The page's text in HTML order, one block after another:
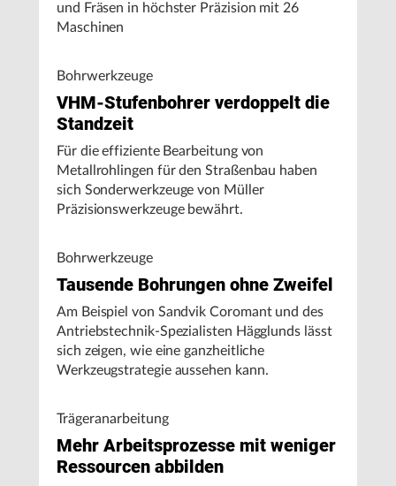
und Fräsen in höchster Präzision mit 26
Maschinen
Bohrwerkzeuge
VHM-Stufenbohrer verdoppelt die
Standzeit
Für die effiziente Bearbeitung von
Metallrohlingen für den Straßenbau haben
sich Sonderwerkzeuge von Müller
Präzisionswerkzeuge bewährt.
Bohrwerkzeuge
Tausende Bohrungen ohne Zweifel
Am Beispiel von Sandvik Coromant und des
Antriebstechnik-Spezialisten Hägglunds lässt
sich zeigen, wie eine ganzheitliche
Werkzeugstrategie aussehen kann.
Trägeranarbeitung
Mehr Arbeitsprozesse mit weniger
Ressourcen abbilden